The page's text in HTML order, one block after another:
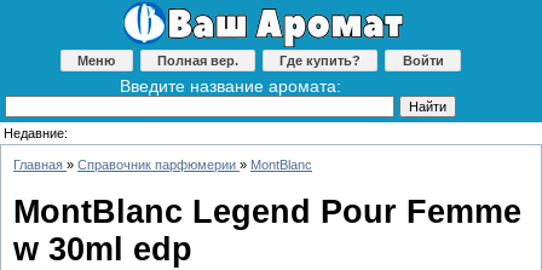
Меню Полная вер. Где купить? Войти
Введите название аромата:
Недавние:
Главная » Справочник парфюмерии » MontBlanc
MontBlanc Legend Pour Femme
w 30ml edp